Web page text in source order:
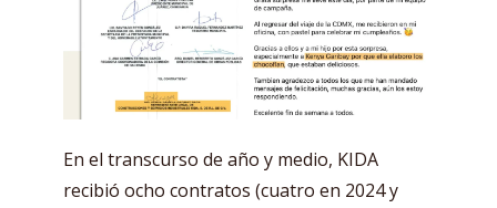
En el transcurso de año y medio, KIDA
recibió ocho contratos (cuatro en 2024 y